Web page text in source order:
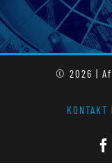
© 2026 |
KONTAKT l